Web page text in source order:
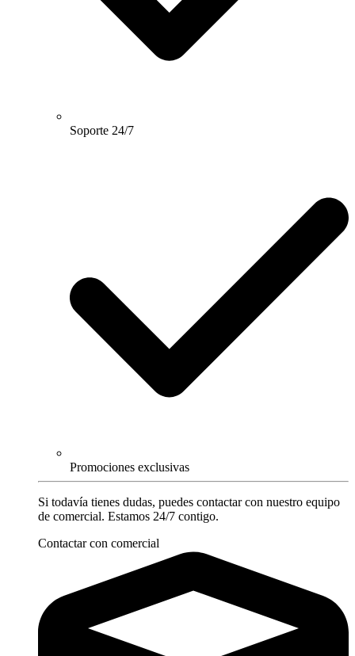
Soporte 24/7
Promociones exclusivas
Si todavía tienes dudas, puedes contactar con nuestro equipo
de comercial. Estamos 24/7 contigo.
Contactar con comercial